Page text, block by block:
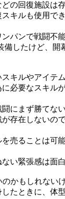
の回復施設は
キルも使用で
ンパンで戦闘不
備したけど、開
スキルやアイテ
必要なスキル
にまず勝てない
存在しないの
売ることは可
い緊張感は面白
のかもしれない
たときに、体